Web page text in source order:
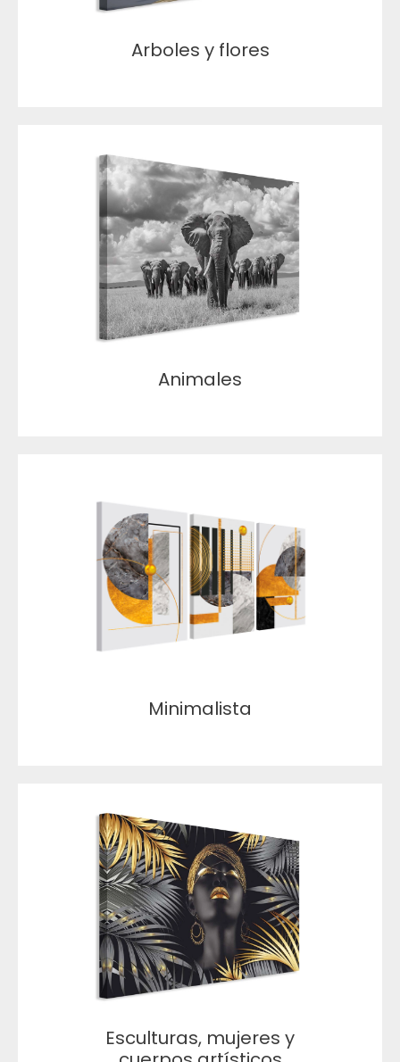
Arboles y flores
Animales
Minimalista
Esculturas, mujeres y